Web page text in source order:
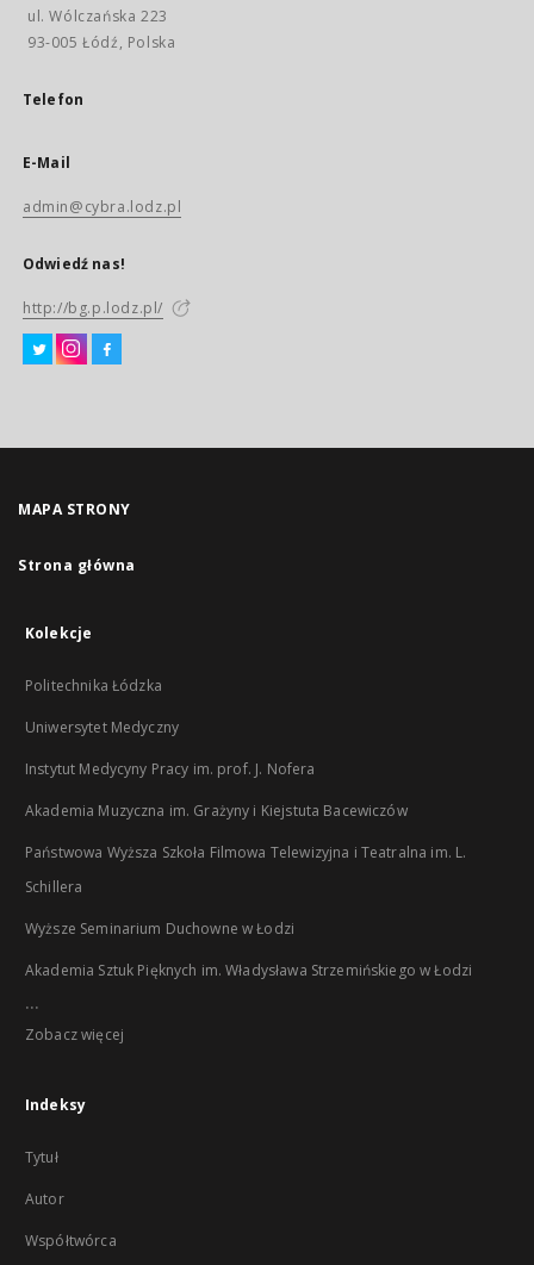
ul. Wólczańska 223
93-005 Łódź, Polska
Telefon
E-Mail
admin@cybra.lodz.pl
Odwiedź nas!
http://bg.p.lodz.pl/
MAPA STRONY
Strona główna
Kolekcje
Politechnika Łódzka
Uniwersytet Medyczny
Instytut Medycyny Pracy im. prof. J. Nofera
Akademia Muzyczna im. Grażyny i Kiejstuta Bacewiczów
Państwowa Wyższa Szkoła Filmowa Telewizyjna i Teatralna im. L.
Schillera
Wyższe Seminarium Duchowne w Łodzi
Akademia Sztuk Pięknych im. Władysława Strzemińskiego w Łodzi
...
Zobacz więcej
Indeksy
Tytuł
Autor
Współtwórca